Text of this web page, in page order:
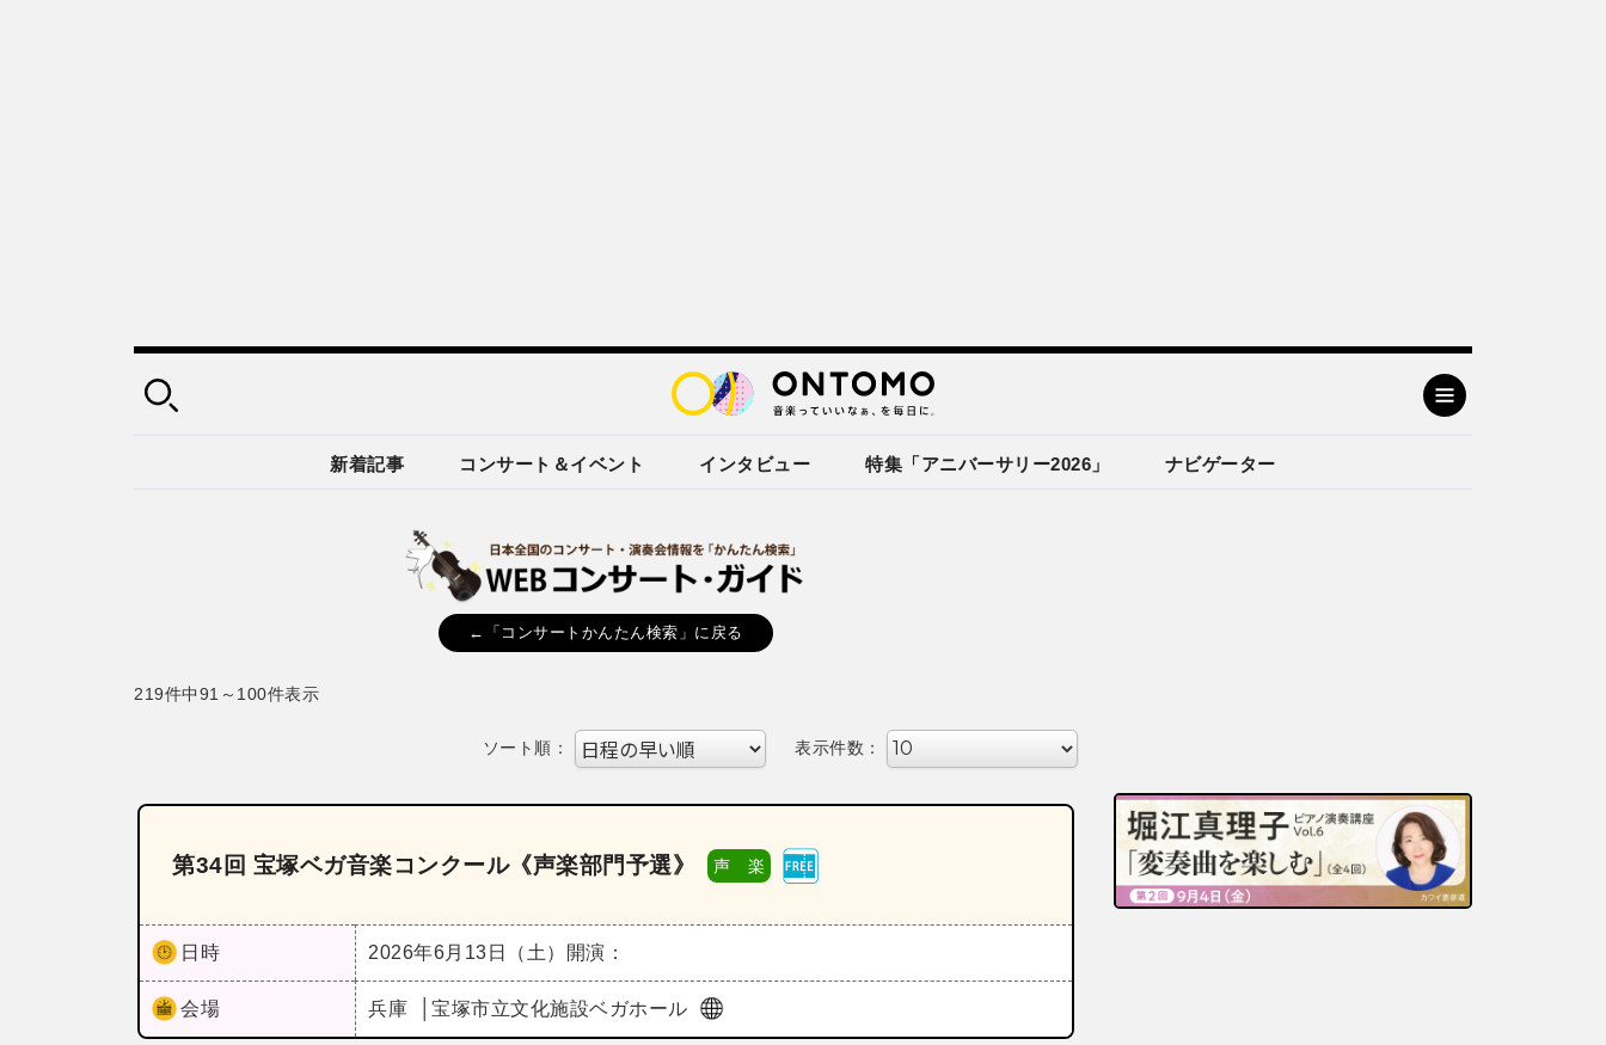
新着記事 コンサート＆イベント インタビュー 特集「アニバーサリー2026」 ナビゲーター
←「コンサートかんたん検索」に戻る
219件中91～100件表示
ソート順： 表示件数：
第34回 宝塚ベガ音楽コンクール《声楽部門予選》 声 楽
日時 2026年6月13日（土） 開演：
会場 兵庫 宝塚市立文化施設ベガホール